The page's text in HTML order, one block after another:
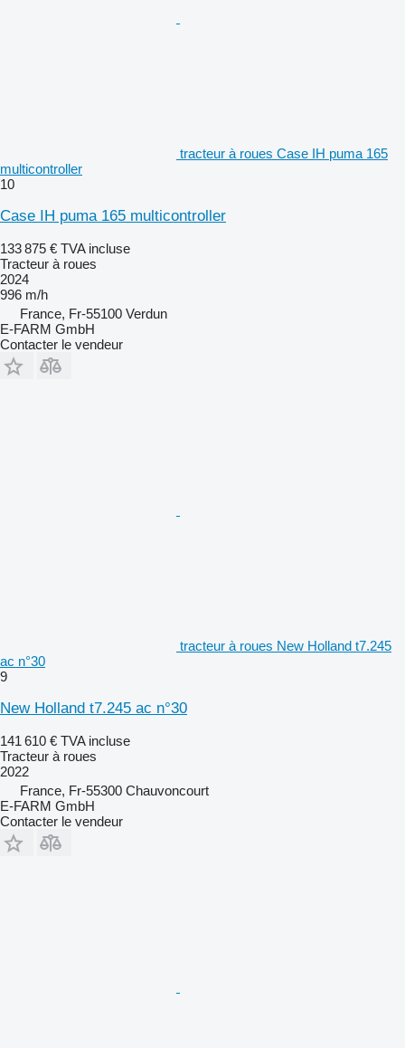
tracteur à roues Case IH puma 165
multicontroller
10
Case IH puma 165 multicontroller
133 875 € TVA incluse
Tracteur à roues
2024
996 m/h
France, Fr-55100 Verdun
E-FARM GmbH
Contacter le vendeur
tracteur à roues New Holland t7.245
ac n°30
9
New Holland t7.245 ac n°30
141 610 € TVA incluse
Tracteur à roues
2022
France, Fr-55300 Chauvoncourt
E-FARM GmbH
Contacter le vendeur